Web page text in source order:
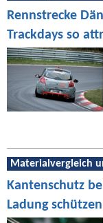
Rennstrecke
Trackdays so
Materialvergleich
Kantenschutz
Ladung schützen